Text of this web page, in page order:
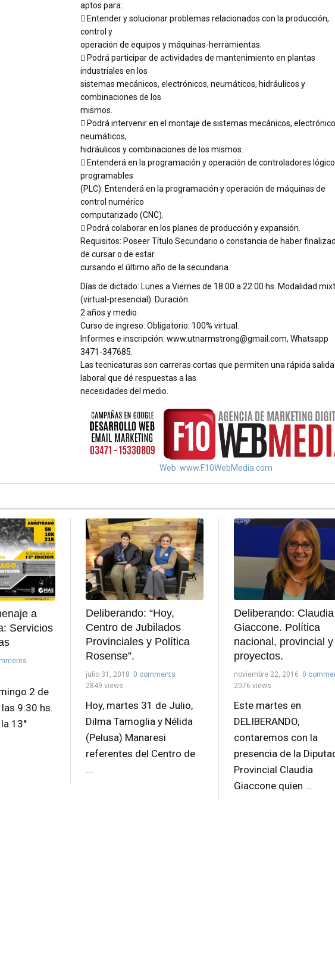
aptos para:
 Entender y solucionar problemas relacionados con la producción,
control y
operación de equipos y máquinas-herramientas.
 Podrá participar de actividades de mantenimiento en plantas
industriales en los
sistemas mecánicos, electrónicos, neumáticos, hidráulicos y
combinaciones de los
mismos.
 Podrá intervenir en el montaje de sistemas mecánicos,
neumáticos,
hidráulicos y combinaciones de los mismos.
 Entenderá en la programación y operación de controladores
programables
(PLC). Entenderá en la programación y operación de máquinas de
control numérico
computarizado (CNC).
 Podrá colaborar en los planes de producción y expansión.
Requisitos: Poseer Título Secundario o constancia de haber
de cursar o de estar
cursando el último año de la secundaria.
Días de dictado: Lunes a Viernes de 18:00 a 22:00 hs. Modalidad
(virtual-presencial). Duración:
2 años y medio.
Curso de ingreso: Obligatorio: 100% virtual.
Informes e inscripción: www.utnarmstrong@gmail.com, Whatsapp
3471-347685.
Las tecnicaturas son carreras cortas que permiten una rápida salida
laboral que dé respuestas a las
necesidades del medio.
Web: www.F10WebMedia.com
a
Servicios
2 de
9:30 hs.
13°
Deliberando: “Hoy,
Centro de Jubilados
Provinciales y Política
Rosense”.
julio 31, 2018 0 comments
2849 views
Hoy, martes 31 de Julio,
Dilma Tamoglia y Nélida
(Pelusa) Manaresi
referentes del Centro de
...
Deliberando: Claudia
Giaccone. Política
nacional, provincial y
proyectos.
noviembre 22, 2016 0
2076 views
Este martes en
DELIBERANDO,
contaremos con la
presencia de la
Provincial Claudia
Giaccone quien ...